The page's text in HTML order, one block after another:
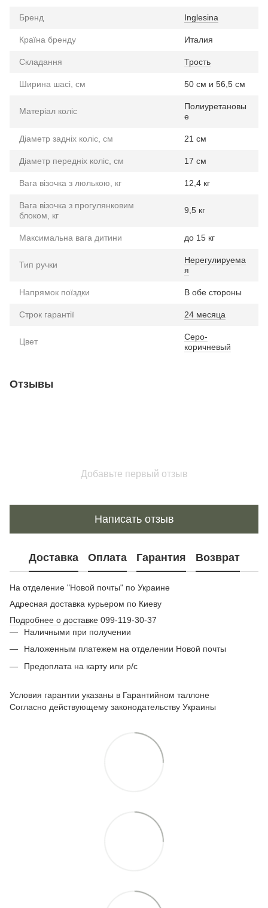
Бренд Inglesina
Країна бренду Италия
Складання Трость
Ширина шасі, см 50 см и 56,5 см
Матеріал коліс
Полиуретановы
е
Діаметр задніх коліс, см 21 см
Діаметр передніх коліс, см 17 см
Вага візочка з люлькою, кг 12,4 кг
Вага візочка з прогулянковим
блоком, кг
9,5 кг
Максимальна вага дитини до 15 кг
Тип ручки
Нерегулируема
я
Напрямок поїздки В обе стороны
Строк гарантії 24 месяца
Цвет
Серо-
коричневый
Отзывы
Добавьте первый отзыв
Написать отзыв
Доставка Оплата Гарантия Возврат
На отделение "Новой почты" по Украине
Адресная доставка курьером по Киеву
Подробнее о доставке 099-119-30-37
Наличными при получении
Наложенным платежем на отделении Новой почты
Предоплата на карту или р/с
Условия гарантии указаны в Гарантийном таллоне
Согласно действующему законодательству Украины